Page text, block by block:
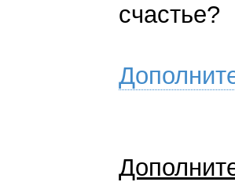
счастье?